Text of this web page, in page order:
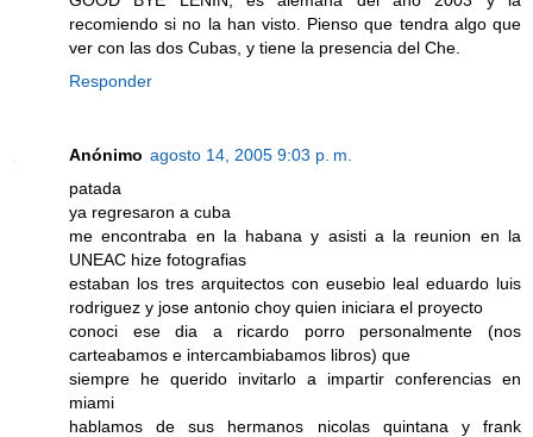
recomiendo si no la han visto. Pienso que tendra algo que
ver con las dos Cubas, y tiene la presencia del Che.
Responder
Anónimo agosto 14, 2005 9:03 p. m.
patada
ya regresaron a cuba
me encontraba en la habana y asisti a la reunion en la
UNEAC hize fotografias
estaban los tres arquitectos con eusebio leal eduardo luis
rodriguez y jose antonio choy quien iniciara el proyecto
conoci ese dia a ricardo porro personalmente (nos
carteabamos e intercambiabamos libros) que
siempre he querido invitarlo a impartir conferencias en
miami
hablamos de sus hermanos nicolas quintana y frank